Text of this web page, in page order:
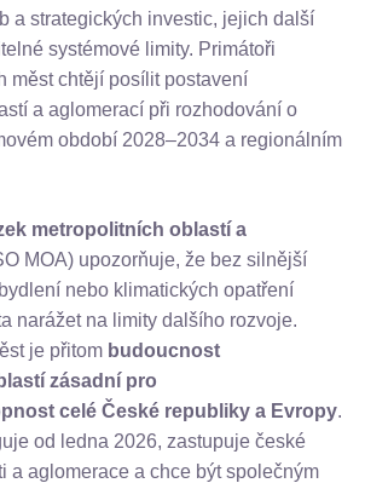
a strategických investic, jejich další
systémové limity. Primátoři
měst chtějí posílit postavení
a aglomerací při rozhodování o
období 2028–2034 a regionálním
metropolitních oblastí a
MOA) upozorňuje, že bez silnější
nebo klimatických opatření
narážet na limity dalšího rozvoje.
je přitom budoucnost
zásadní pro
celé České republiky a Evropy.
od ledna 2026, zastupuje české
a aglomerace a chce být společným